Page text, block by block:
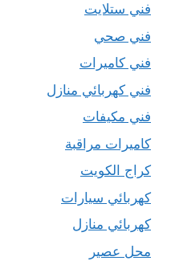
فني ستلايت
فني صحي
فني كاميرات
فني كهربائي منازل
فني مكيفات
كاميرات مراقبة
كراج الكويت
كهربائي سيارات
كهربائي منازل
محل عصير